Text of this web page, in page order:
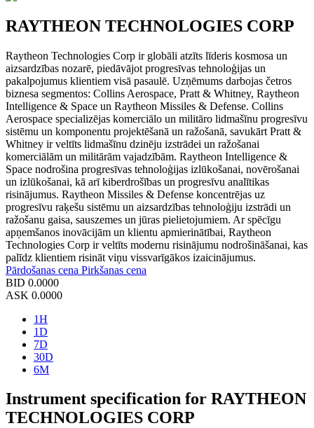
RAYTHEON TECHNOLOGIES CORP
Raytheon Technologies Corp ir globāli atzīts līderis kosmosa un
aizsardzības nozarē, piedāvājot progresīvas tehnoloģijas un
pakalpojumus klientiem visā pasaulē. Uzņēmums darbojas četros
biznesa segmentos: Collins Aerospace, Pratt & Whitney, Raytheon
Intelligence & Space un Raytheon Missiles & Defense. Collins
Aerospace specializējas komerciālo un militāro lidmašīnu progresīvu
sistēmu un komponentu projektēšanā un ražošanā, savukārt Pratt &
Whitney ir veltīts lidmašīnu dzinēju izstrādei un ražošanai
komerciālām un militārām vajadzībām. Raytheon Intelligence &
Space nodrošina progresīvas tehnoloģijas izlūkošanai, novērošanai
un izlūkošanai, kā arī kiberdrošības un progresīvu analītikas
risinājumus. Raytheon Missiles & Defense koncentrējas uz
progresīvu raķešu sistēmu un aizsardzības tehnoloģiju izstrādi un
ražošanu gaisa, sauszemes un jūras pielietojumiem. Ar spēcīgu
apņemšanos inovācijām un klientu apmierinātībai, Raytheon
Technologies Corp ir veltīts modernu risinājumu nodrošināšanai, kas
palīdz klientiem risināt viņu vissvarīgākos izaicinājumus.
Pārdošanas cena Pirkšanas cena
BID 0.0000
ASK 0.0000
1H
1D
7D
30D
6M
Instrument specification for RAYTHEON
TECHNOLOGIES CORP